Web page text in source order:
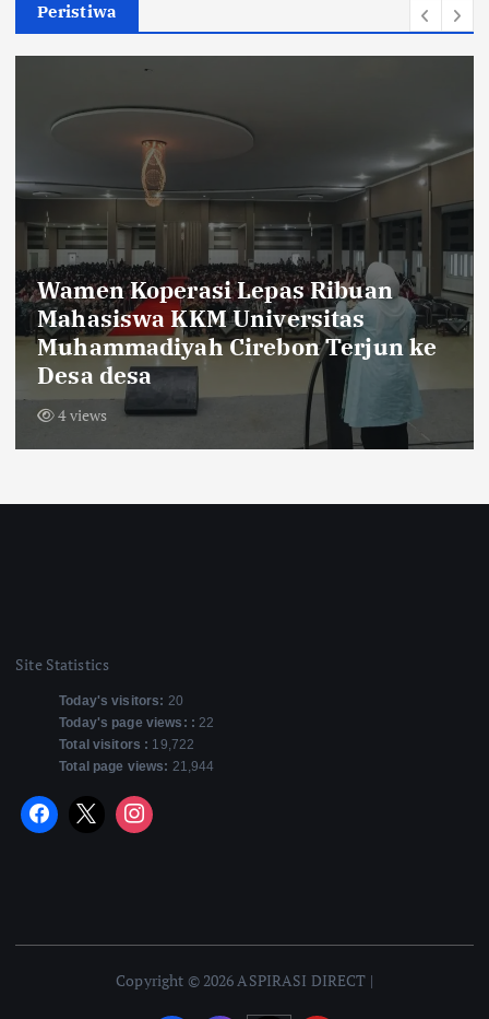
Peristiwa
Sambut HUT RI ke-81,Warga
Krajan Tengah Pasang Bendera
Merah Putih Sepanjang 600 Meter
11 views
Site Statistics
Today's visitors: 20
Today's page views: :22
Total visitors : 19,722
Total page views: 21,944
Copyright © 2026 ASPIRASI DIRECT |